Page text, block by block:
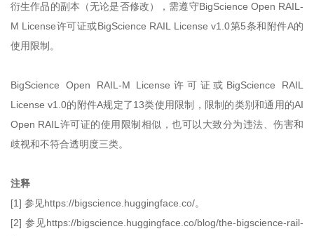
衍生作品的副本（无论是否修改），需遵守BigScience Open RAIL-
M License许可证或BigScience RAIL License v1.0第5条和附件A的
使用限制。
BigScience Open RAIL-M License许可证或BigScience RAIL
License v1.0的附件A规定了13类使用限制，限制的类别和通用的AI
Open RAIL许可证的使用限制相似，也可以大致分为违法、伤害和
歧视和不符合透明度三类。
注释
[1] 参见https://bigscience.huggingface.co/。
[2] 参见https://bigscience.huggingface.co/blog/the-bigscience-rail-